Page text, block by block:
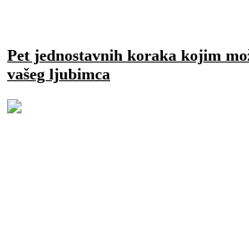
Pet jednostavnih koraka kojim
vašeg ljubimca